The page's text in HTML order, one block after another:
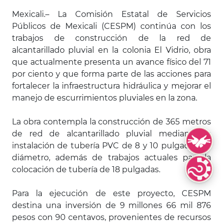
Mexicali.– La Comisión Estatal de Servicios
Públicos de Mexicali (CESPM) continúa con los
trabajos de construcción de la red de
alcantarillado pluvial en la colonia El Vidrio, obra
que actualmente presenta un avance físico del 71
por ciento y que forma parte de las acciones para
fortalecer la infraestructura hidráulica y mejorar el
manejo de escurrimientos pluviales en la zona.
La obra contempla la construcción de 365 metros
de red de alcantarillado pluvial mediante la
instalación de tubería PVC de 8 y 10 pulgadas de
diámetro, además de trabajos actuales para la
colocación de tubería de 18 pulgadas.
Para la ejecución de este proyecto, CESPM
destina una inversión de 9 millones 66 mil 876
pesos con 90 centavos, provenientes de recursos
Lengua de
Lenguas